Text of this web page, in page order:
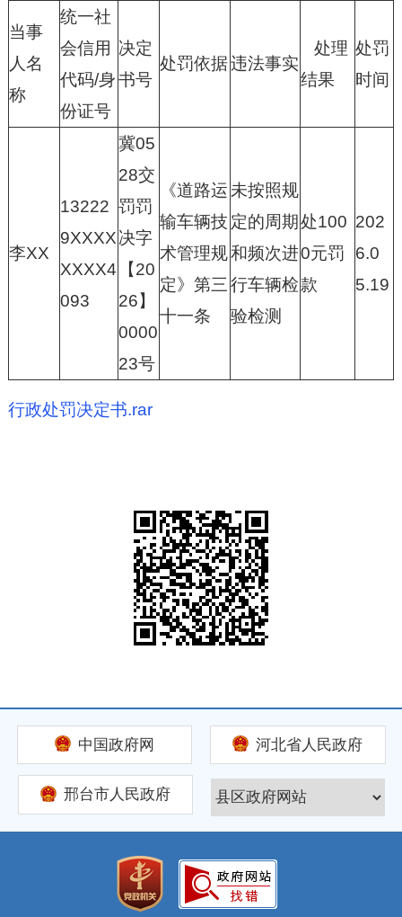
当事
人名
称
统一社
会信用
代码/身
份证号
决定
书号
处罚依据违法事实
处理
结果
处罚
时间
李XX
13222
9XXXX
XXXX4
093
冀05
28交
罚罚
决字
【20
26】
0000
23号
《道路运
输车辆技
术管理规
定》第三
十一条
未按照规
定的周期
和频次进
行车辆检
验检测
处100
0元罚
款
202
6.0
5.19
行政处罚决定书.rar
中国政府网 河北省人民政府
邢台市人民政府